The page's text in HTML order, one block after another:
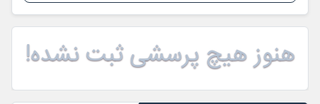
هنوز هیچ پرسشی ثبت نشده!